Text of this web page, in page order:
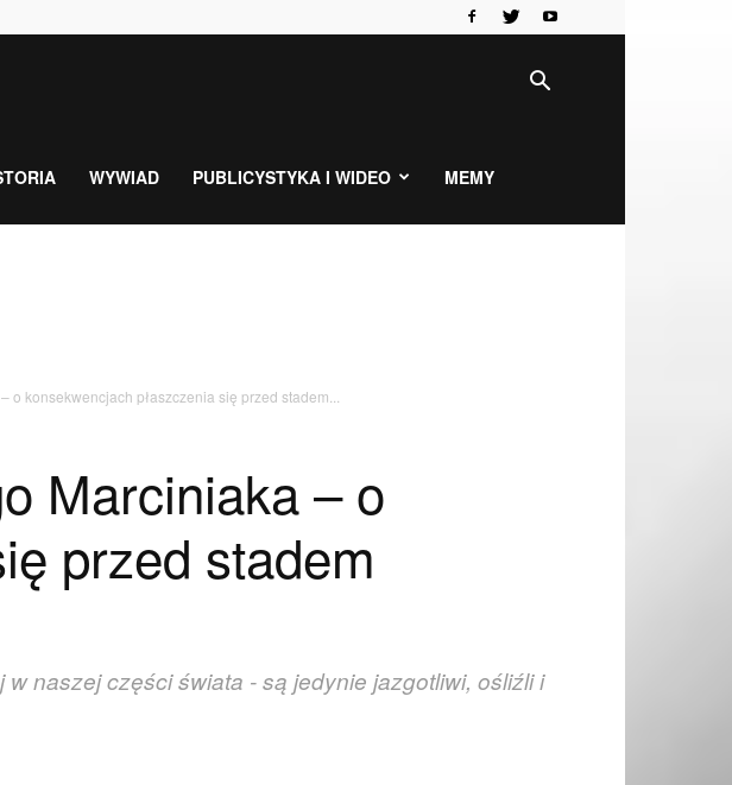
WYWIAD PUBLICYSTYKA I WIDEO MEMY
konsekwencjach płaszczenia się przed stadem...
Marciniaka – o
przed stadem
naszej części świata - są jedynie jazgotliwi, ośliźli i